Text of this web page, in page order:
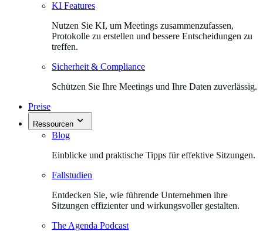
KI Features
Nutzen Sie KI, um Meetings zusammenzufassen,
Protokolle zu erstellen und bessere Entscheidungen zu
treffen.
Sicherheit & Compliance
Schützen Sie Ihre Meetings und Ihre Daten zuverlässig.
Preise
Ressourcen
Blog
Einblicke und praktische Tipps für effektive Sitzungen.
Fallstudien
Entdecken Sie, wie führende Unternehmen ihre
Sitzungen effizienter und wirkungsvoller gestalten.
The Agenda Podcast